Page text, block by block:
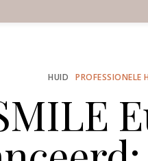
HUID PROFESSIONELE